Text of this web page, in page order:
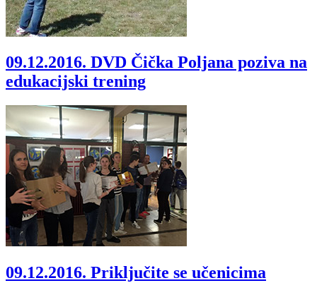
09.12.2016. DVD Čička Poljana poziva na
edukacijski trening
09.12.2016. Priključite se učenicima